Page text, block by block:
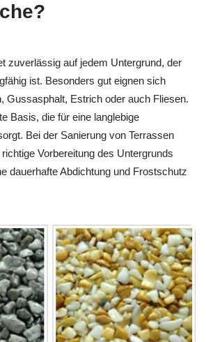
zuverlässig auf jedem Untergrund, der
ist. Besonders gut eignen sich
Gussasphalt, Estrich oder auch Fliesen.
Basis, die für eine langlebige
Bei der Sanierung von Terrassen
Vorbereitung des Untergrunds
dauerhafte Abdichtung und Frostschutz